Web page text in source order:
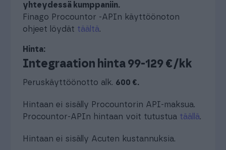
yhteydessä kumppaniin.
Finago Procountor -APIn käyttöönoton
ohjeet löydät täältä.
Hinta:
Integraation hinta 99-129 €/kk
Peruskäyttöönotto alk. 600 €.
Hintaan ei sisälly Procountorin API-maksua.
Procountor-APIn hintaan voit tutustua täällä.
Hintaan ei sisälly Acuten kustannuksia.